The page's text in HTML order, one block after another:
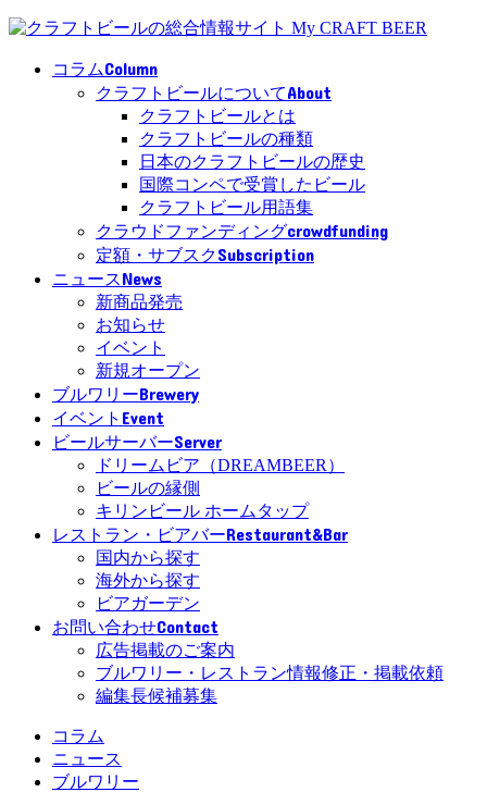
コラムColumn
クラフトビールについてAbout
クラフトビールとは
クラフトビールの種類
日本のクラフトビールの歴史
国際コンペで受賞したビール
クラフトビール用語集
クラウドファンディングcrowdfunding
定額・サブスクSubscription
ニュースNews
新商品発売
お知らせ
イベント
新規オープン
ブルワリーBrewery
イベント Event
ビールサーバーServer
ドリームビア（DREAMBEER）
ビールの縁側
キリンビール ホームタップ
レストラン・ビアバーRestaurant&Bar
国内から探す
海外から探す
ビアガーデン
お問い合わせContact
広告掲載のご案内
ブルワリー・レストラン情報修正・掲載依頼
編集長候補募集
コラム
ニュース
ブルワリー